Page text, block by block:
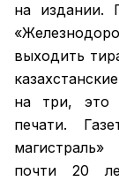
на издании.
выходить
на три, это
печати.
почти 20